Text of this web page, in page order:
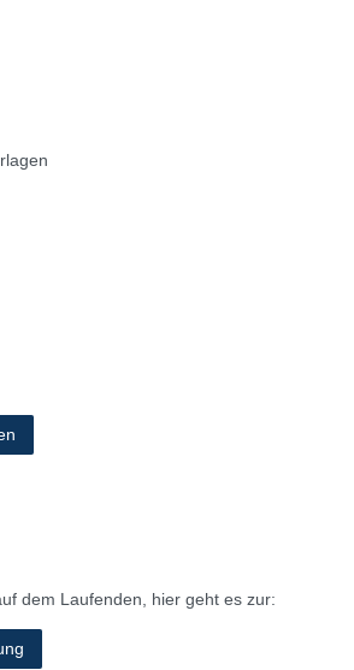
dem Laufenden, hier geht es zur: